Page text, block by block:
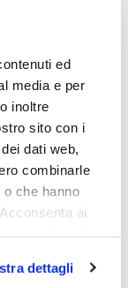
ed
media e per
inoltre
sito con i
dati web,
combinarle
che hanno
ai
dettagli
OCCHIALE DA
SOLE
OAKLEY
000016 59
€ 53,20